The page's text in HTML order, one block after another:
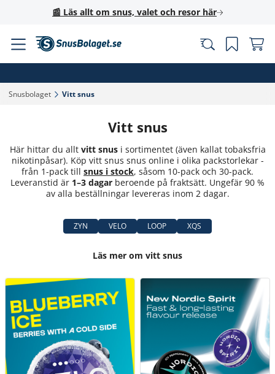
📰 Läs allt om snus, valet och resor här
Snusbolaget‎ Vitt snus‎
Vitt snus
Här hittar du allt vitt snusi sortimentet (även kallat tobaksfria
nikotinpåsar). Köp vitt snus snus online i olika packstorlekar -
från 1-pack till snus i stock, såsom 10-pack och 30-pack.
Leveranstid är 1–3 dagar beroende på fraktsätt. Ungefär 90 %
av alla beställningar levereras inom 2 dagar.
ZYN VELO LOOP XQS
Läs mer om vitt snus